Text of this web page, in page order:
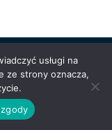
2025
usługi na
ze strony oznacza,